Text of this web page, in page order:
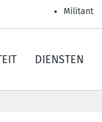
Militant
DIENSTEN